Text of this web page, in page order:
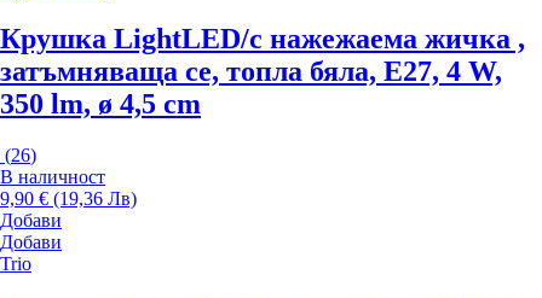
Крушка LightLED/с нажежаема жичка ,
затъмняваща се, топла бяла, E27, 4 W,
350 lm, ø 4,5 cm
(26)
В наличност
9,90 € (19,36 Лв)
Добави
Добави
Trio